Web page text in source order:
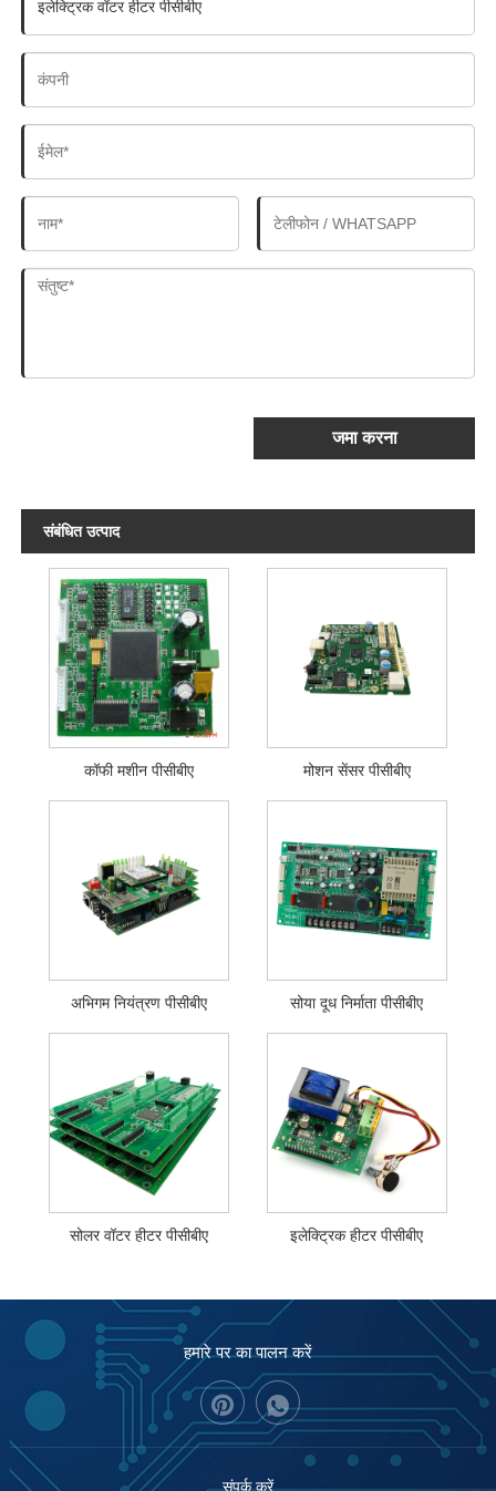
जमा करना
संबंधित उत्पाद
कॉफी मशीन पीसीबीए मोशन सेंसर पीसीबीए
अभिगम नियंत्रण पीसीबीए सोया दूध निर्माता पीसीबीए
सोलर वॉटर हीटर पीसीबीए इलेक्ट्रिक हीटर पीसीबीए
हमारे पर का पालन करें
संपर्क करें